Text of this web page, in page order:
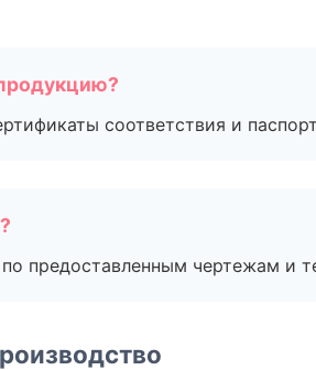
соответствия и
предоставленным чертежам и